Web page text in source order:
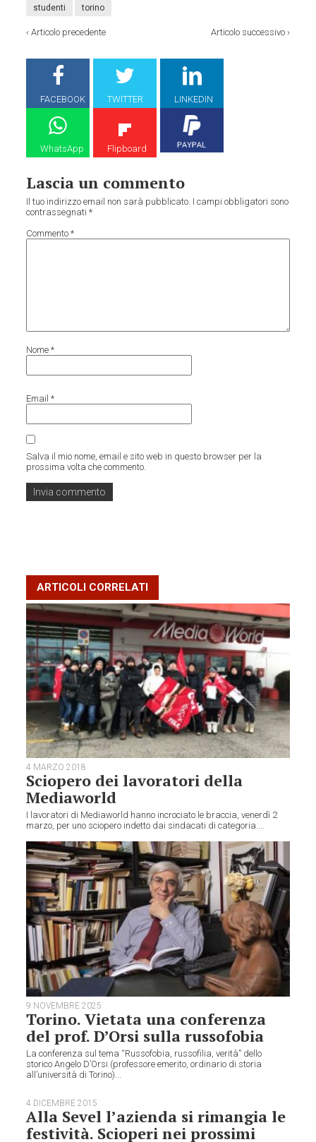
studenti torino
‹Articolo precedente Articolo successivo›
FACEBOOK TWITTER LINKEDIN
WhatsApp Flipboard
Lascia un commento
Il tuo indirizzo email non sarà pubblicato. I campi obbligatori sono
contrassegnati*
Commento*
Nome*
Email*
Salva il mio nome, email e sito web in questo browser per la
prossima volta che commento.
ARTICOLI CORRELATI
4 MARZO 2018
Sciopero dei lavoratori della
Mediaworld
I lavoratori di Mediaworld hanno incrociato le braccia, venerdì 2
marzo, per uno sciopero indetto dai sindacati di categoria....
9 NOVEMBRE 2025
Torino. Vietata una conferenza
del prof. D’Orsi sulla russofobia
La conferenza sul tema “Russofobia, russofilia, verità” dello
storico Angelo D’Orsi (professore emerito, ordinario di storia
all’università di Torino)...
4 DICEMBRE 2015
Alla Sevel l’azienda si rimangia le
festività. Scioperi nei prossimi